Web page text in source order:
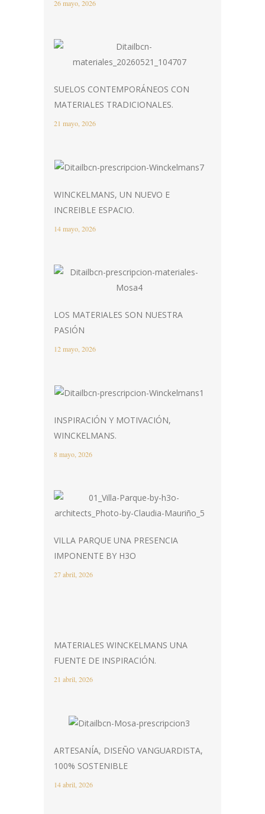
26 mayo, 2026
SUELOS CONTEMPORÁNEOS CON
MATERIALES TRADICIONALES.
21 mayo, 2026
WINCKELMANS, UN NUEVO E
INCREIBLE ESPACIO.
14 mayo, 2026
LOS MATERIALES SON NUESTRA
PASIÓN
12 mayo, 2026
INSPIRACIÓN Y MOTIVACIÓN,
WINCKELMANS.
8 mayo, 2026
VILLA PARQUE UNA PRESENCIA
IMPONENTE BY H3O
27 abril, 2026
MATERIALES WINCKELMANS UNA
FUENTE DE INSPIRACIÓN.
21 abril, 2026
ARTESANÍA, DISEÑO VANGUARDISTA,
100% SOSTENIBLE
14 abril, 2026